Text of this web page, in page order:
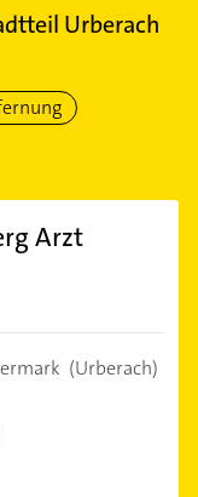
Urberach
Arzt
(Urberach)